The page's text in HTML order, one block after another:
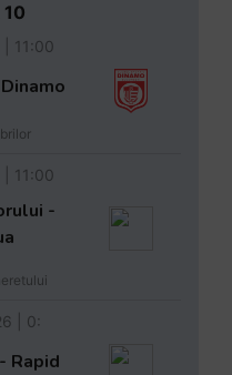
10
11:00
11:00
-
| 0:
Rapid